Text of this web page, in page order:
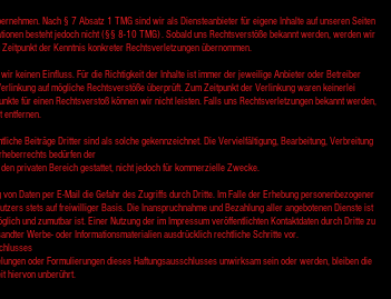
Nach § 7 Absatz 1 TMG sind wir als Diensteanbieter für eigene Inhalte auf unseren Seiten
besteht jedoch nicht (§§ 8-10 TMG). Sobald uns Rechtsverstöße bekannt werden, werden wir
der Kenntnis konkreter Rechtsverletzungen übernommen.
keinen Einfluss. Für die Richtigkeit der Inhalte ist immer der jeweilige Anbieter oder Betreiber
auf mögliche Rechtsverstöße überprüft. Zum Zeitpunkt der Verlinkung waren keinerlei
für einen Rechtsverstoß können wir nicht leisten. Falls uns Rechtsverletzungen bekannt werden,
entfernen.
Beiträge Dritter sind als solche gekennzeichnet. Die Vervielfältigung, Bearbeitung, Verbreitung
bedürfen der
privaten Bereich gestattet, nicht jedoch für kommerzielle Zwecke.
Daten per E-Mail die Gefahr des Zugriffs durch Dritte. Im Falle der Erhebung personenbezogener
stets auf freiwilliger Basis. Die Inanspruchnahme und Bezahlung aller angebotenen Dienste ist
und zumutbar ist. Einer Nutzung der im Impressum veröffentlichten Kontaktdaten durch Dritte zu
Werbe- oder Informationsmaterialien ausdrücklich rechtliche Schritte vor.
oder Formulierungen dieses Haftungsausschlusses unwirksam sein oder werden, bleiben die
hiervon unberührt.